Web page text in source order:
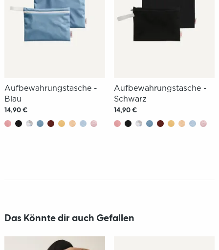
Aufbewahrungstasche -
Blau
14,90 €
Aufbewahrungstasche -
Schwarz
14,90 €
Das Könnte dir auch Gefallen